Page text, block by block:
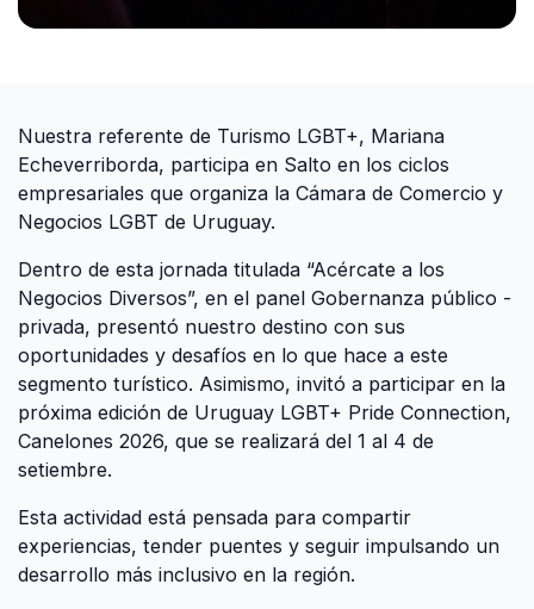
Nuestra referente de Turismo LGBT+, Mariana
Echeverriborda, participa en Salto en los ciclos
empresariales que organiza la Cámara de Comercio y
Negocios LGBT de Uruguay.
Dentro de esta jornada titulada “Acércate a los
Negocios Diversos”, en el panel Gobernanza público -
privada, presentó nuestro destino con sus
oportunidades y desafíos en lo que hace a este
segmento turístico. Asimismo, invitó a participar en la
próxima edición de Uruguay LGBT+ Pride Connection,
Canelones 2026, que se realizará del 1 al 4 de
setiembre.
Esta actividad está pensada para compartir
experiencias, tender puentes y seguir impulsando un
desarrollo más inclusivo en la región.